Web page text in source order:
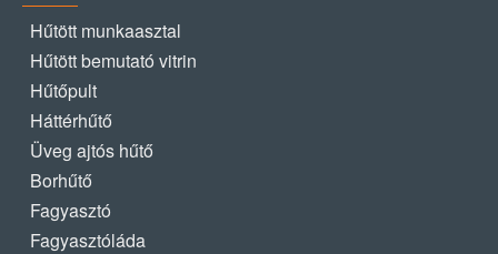
Hűtött munkaasztal
Hűtött bemutató vitrin
Hűtőpult
Háttérhűtő
Üveg ajtós hűtő
Borhűtő
Fagyasztó
Fagyasztóláda